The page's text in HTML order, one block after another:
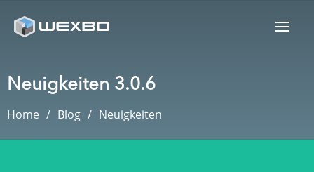
Neuigkeiten 3.0.6
Home Blog Neuigkeiten